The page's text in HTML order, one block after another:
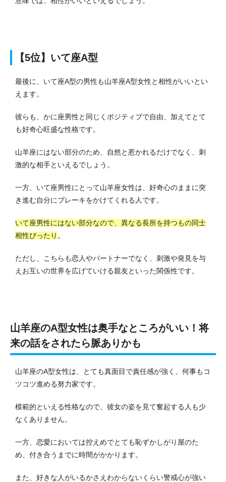
【5位】いて座A型
最後に、いて座A型の男性も山羊座A型女性と相性がいいとい
えます。
彼らも、かに座男性と同じくポジティブで自由、加えてとて
も好奇心旺盛な性格です。
山羊座にはない部分のため、自然と惹かれるだけでなく、刺
激的な相手といえるでしょう。
一方、いて座男性にとって山羊座女性は、好奇心のままに突
き進む自分にブレーキをかけてくれる人です。
いて座男性にはない部分なので、異なる長所を持つもの同士
相性ぴったり 。
ただし、こちらも恋人やパートナーでなく、刺激や発見を与
えお互いの世界を広げていける親友といった関係性です。
山羊座のA型女性は奥手なところがいい！将
来の話をされたら脈ありかも
山羊座のA型女性は、とても真面目で責任感が強く、何事もコ
ツコツ進める努力家です。
模範的といえる性格なので、彼女の姿を見て奮起する人も少
なくありません。
一方、恋愛においては控えめでとても恥ずかしがり屋のた
め、付き合うまでに時間がかかります。
また、好きな人がいるかさえわからないくらい警戒心が強い